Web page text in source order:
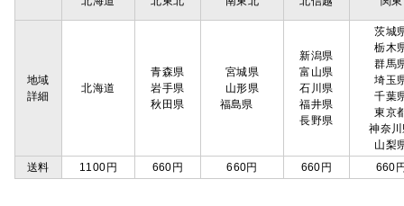
地域
詳細
北海道
青森県
岩手県
秋田県
宮城県
山形県
福島県
新潟県
富山県
石川県
福井県
長野県
茨城
栃木
群馬
埼玉
千葉
東京
神奈
山梨
送料
1100円 660円 660円 660円 660